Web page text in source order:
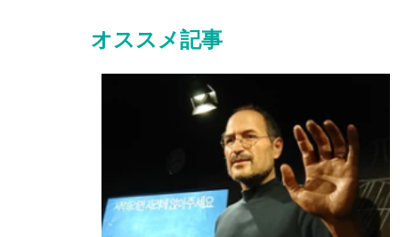
オススメ記事